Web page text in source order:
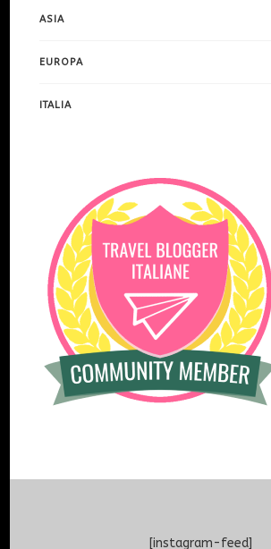
ASIA
EUROPA
ITALIA
[instagram-feed]